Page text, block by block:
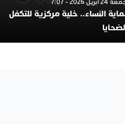
النساء.. خلية مركزية للتكفل